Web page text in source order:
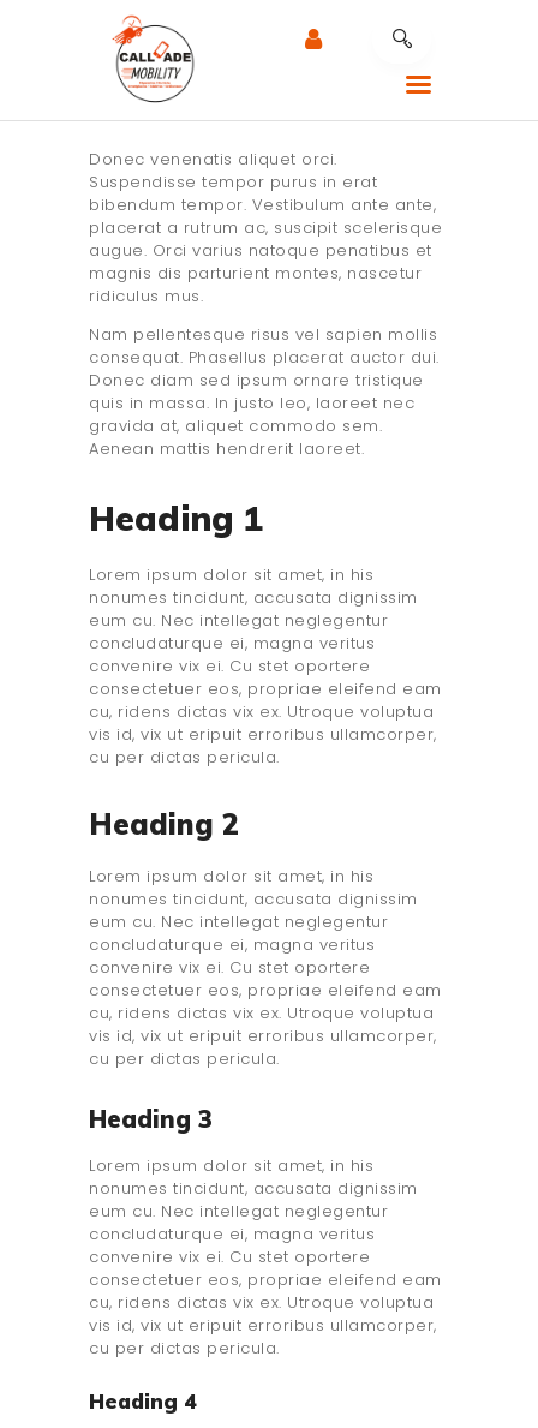
CALLADE MOBILITY
RÉPARATION MOBILE
NOTRE EXPERTISE
NOS SERVICES
RÉPARATION AU
TRAVAIL
CONTACTEZ LE
Donec venenatis aliquet orci.
Suspendisse tempor purus in erat
bibendum tempor. Vestibulum ante ante,
placerat a rutrum ac, suscipit scelerisque
augue. Orci varius natoque penatibus et
magnis dis parturient montes, nascetur
ridiculus mus.
Nam pellentesque risus vel sapien mollis
consequat. Phasellus placerat auctor dui.
Donec diam sed ipsum ornare tristique
quis in massa. In justo leo, laoreet nec
gravida at, aliquet commodo sem.
Aenean mattis hendrerit laoreet.
Heading 1
Lorem ipsum dolor sit amet, in his
nonumes tincidunt, accusata dignissim
eum cu. Nec intellegat neglegentur
concludaturque ei, magna veritus
convenire vix ei. Cu stet oportere
consectetuer eos, propriae eleifend eam
cu, ridens dictas vix ex. Utroque voluptua
vis id, vix ut eripuit erroribus ullamcorper,
cu per dictas pericula.
Heading 2
Lorem ipsum dolor sit amet, in his
nonumes tincidunt, accusata dignissim
eum cu. Nec intellegat neglegentur
concludaturque ei, magna veritus
convenire vix ei. Cu stet oportere
consectetuer eos, propriae eleifend eam
cu, ridens dictas vix ex. Utroque voluptua
vis id, vix ut eripuit erroribus ullamcorper,
cu per dictas pericula.
Heading 3
Lorem ipsum dolor sit amet, in his
nonumes tincidunt, accusata dignissim
eum cu. Nec intellegat neglegentur
concludaturque ei, magna veritus
convenire vix ei. Cu stet oportere
consectetuer eos, propriae eleifend eam
cu, ridens dictas vix ex. Utroque voluptua
vis id, vix ut eripuit erroribus ullamcorper,
cu per dictas pericula.
Heading 4